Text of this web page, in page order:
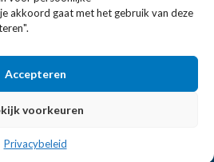
akkoord gaat met het gebruik van deze
Accepteren
voorkeuren
Privacybeleid
VOORBEHOUDEN | REALISATIE: